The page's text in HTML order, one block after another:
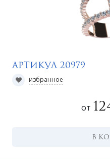
Артикул 20979
избранное
от
В